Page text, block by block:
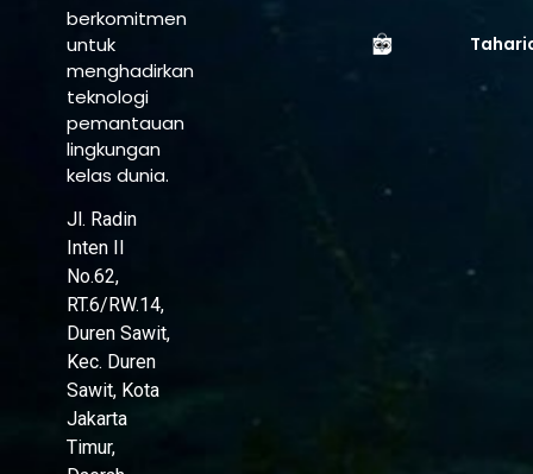
berkomitmen
untuk
menghadirkan
teknologi
pemantauan
lingkungan
kelas dunia.
Jl. Radin
Inten II
No.62,
RT.6/RW.14,
Duren Sawit,
Kec. Duren
Sawit, Kota
Jakarta
Timur,